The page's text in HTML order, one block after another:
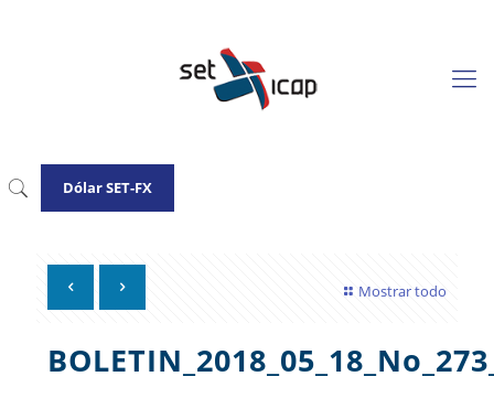
Dólar SET-FX
Mostrar todo